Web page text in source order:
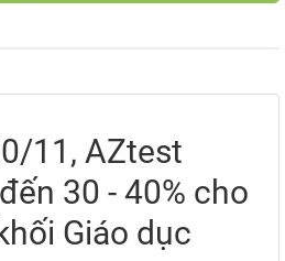
11, AZtest
30 - 40% cho
Giáo dục